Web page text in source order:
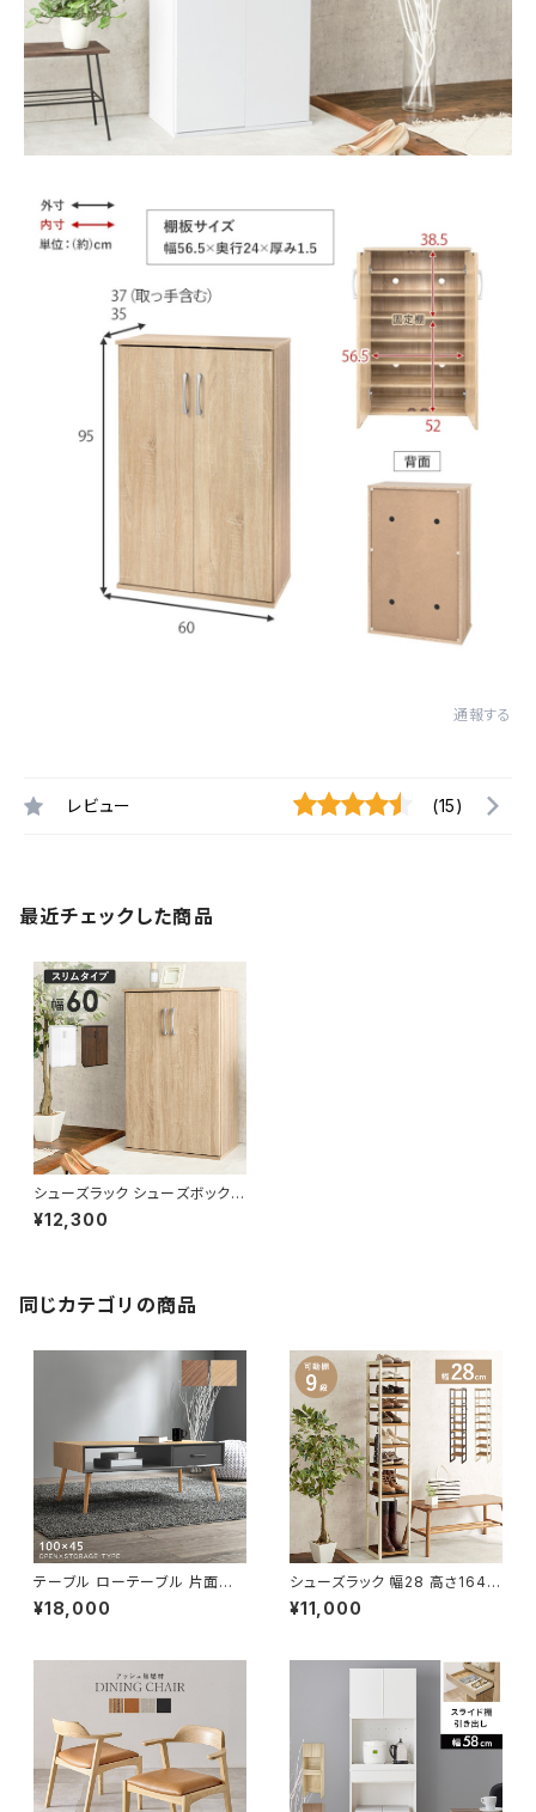
通報する
レビュー (15)
最近チェックした商品
シューズラック シューズボックス
下駄箱 靴箱 玄関収納 玄関整理
新生活 模様替え 幅60
¥12,300
同じカテゴリの商品
テーブル ローテーブル 片面引
き出し センターテーブル リビン
グテーブル 天然木 幅100
¥18,000
シューズラック 幅28 高さ164
シューズボックス オープンラック
シェルフ マルチラック 下駄箱 靴
¥11,000